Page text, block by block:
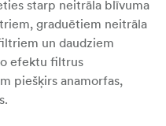
starp neitrāla blīvuma
graduētiem neitrāla
un daudziem
efektu filtrus
piešķirs anamorfas,